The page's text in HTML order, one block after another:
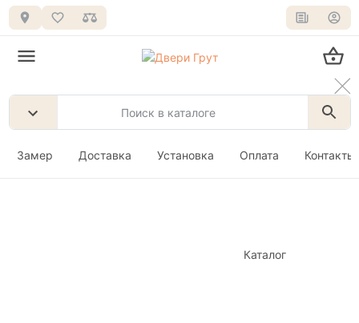
Замер Доставка Установка Оплата Контакты
Каталог